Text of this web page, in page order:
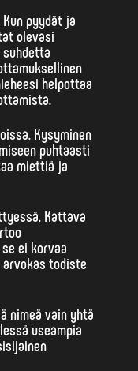
pyydät ja
olevasi
helpottaa
Kysyminen
puhtaasti
miettiä ja
Kattava
ei korvaa
todiste
nimeä vain yhtä
useampia